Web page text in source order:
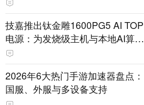
技嘉推出钛金雕1600PG5 AI TOP
电源：为发烧级主机与本地AI算力
打造旗舰供电方案
2026年6大热门手游加速器盘点：
国服、外服与多设备支持